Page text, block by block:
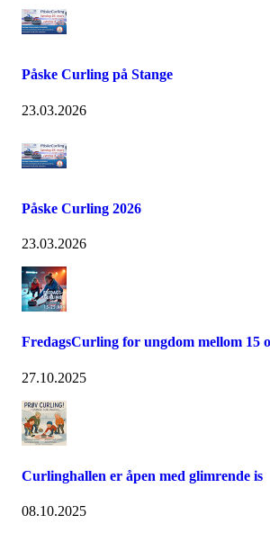
Påske Curling på Stange
23.03.2026
Påske Curling 2026
23.03.2026
FredagsCurling for ungdom mellom 15
27.10.2025
Curlinghallen er åpen med glimrende is
08.10.2025